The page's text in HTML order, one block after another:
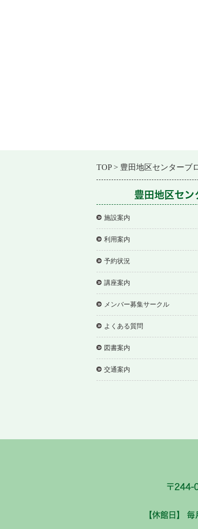
TOP 豊田地区センターブ
豊田地区セン
施設案内
利用案内
予約状況
講座案内
メンバー募集サークル
よくある質問
図書案内
交通案内
〒244-
【休館日】